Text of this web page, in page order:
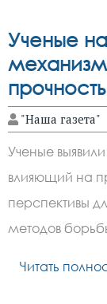
Ученые
"Наша газета"
Ученые
влияющий на
перспективы
методов
Читать